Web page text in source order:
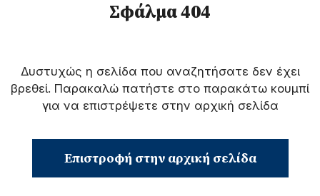
Σφάλμα 404
Δυστυχώς η σελίδα που αναζητήσατε δεν έχει
βρεθεί. Παρακαλώ πατήστε στο παρακάτω κουμπί
για να επιστρέψετε στην αρχική σελίδα
Επιστροφή στην αρχική σελίδα